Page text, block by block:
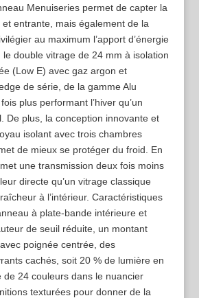
Menuiseries permet de capter la
entrante, mais également de la
au maximum l’apport d’énergie
le double vitrage de 24 mm à isolation
(Low E) avec gaz argon et
de série, de la gamme Alu
plus performant l’hiver qu’un
De plus, la conception innovante et
isolant avec trois chambres
de mieux se protéger du froid. En
une transmission deux fois moins
directe qu’un vitrage classique
à l’intérieur. Caractéristiques
à plate-bande intérieure et
de seuil réduite, un montant
poignée centrée, des
cachés, soit 20 % de lumière en
de 24 couleurs dans le nuancier
texturées pour donner de la